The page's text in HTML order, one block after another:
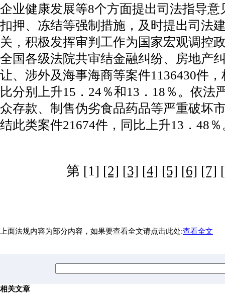
企业健康发展等8个方面提出司法指导
扣押、冻结等强制措施，及时提出司法
关，积极发挥审判工作为国家宏观调控
全国各级法院共审结金融纠纷、房地产
让、涉外及海事海商等案件1136430件
比分别上升15．24％和13．18％。依法
众存款、制售伪劣食品药品等严重破坏
结此类案件21674件，同比上升13．48％
第 [1] [2] [3] [4] [5] [6] [7]
上面法规内容为部分内容，如果要查看全文请点击此处:查看全文
相关文章